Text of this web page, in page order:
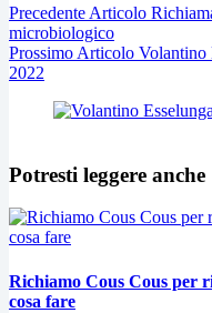
Precedente Articolo
microbiologico
Prossimo Articolo Volantino
2022
Potresti leggere anche
Richiamo Cous Cous per
cosa fare